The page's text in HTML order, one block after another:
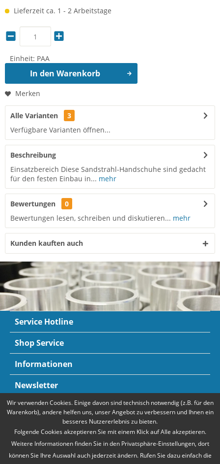
Lieferzeit ca. 1 - 2 Arbeitstage
Einheit: PAA
In den Warenkorb
Merken
Alle Varianten
3
Verfügbare Varianten öffnen...
Beschreibung
Einsatzbereich Diese Sandstrahl-Handschuhe sind gedacht
für den festen Einbau in... mehr
Bewertungen
0
Bewertungen lesen, schreiben und diskutieren... mehr
Kunden kauften auch
Service Hotline
Shop Service
Informationen
Newsletter
Zahlungsarten Mehr Informationen
Wir verwenden Cookies. Einige davon sind technisch notwendig (z.B. für den
Warenkorb), andere helfen uns, unser Angebot zu verbessern und Ihnen ein
besseres Nutzererlebnis zu bieten.
Folgende Cookies akzeptieren Sie mit einem Klick auf Alle akzeptieren.
Weitere Informationen finden Sie in den Privatsphäre-Einstellungen, dort
können Sie Ihre Auswahl auch jederzeit ändern. Rufen Sie dazu einfach die